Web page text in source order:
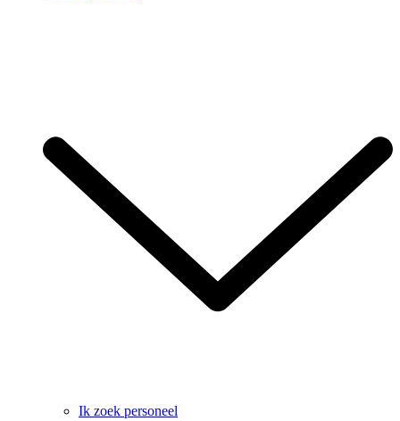
Ik zoek personeel